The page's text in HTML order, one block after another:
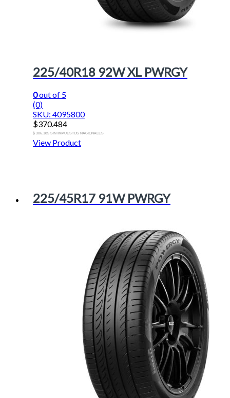
225/40R18 92W XL PWRGY
0out of 5
(0)
SKU: 4095800
$370.484
$ 306.185 SIN IMPUESTOS NACIONALES
View Product
225/45R17 91W PWRGY